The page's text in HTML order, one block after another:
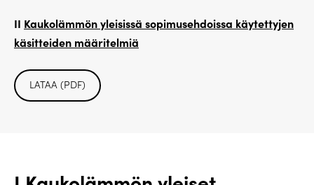
II Kaukolämmön yleisissä sopimusehdoissa käytettyjen
käsitteiden määritelmiä
LATAA (PDF)